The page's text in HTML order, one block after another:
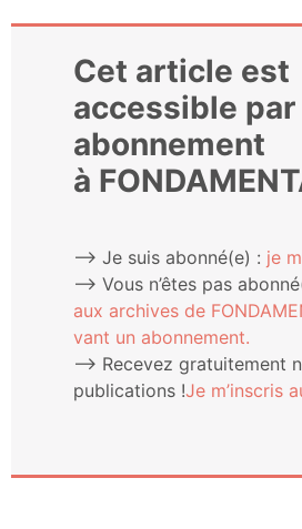
Cet article est
accessible par
abonnement
à
⟶ Je suis abonné(e) : je
⟶ Vous n’êtes pas
aux archives de
vant un abonnement.
⟶ Rece­vez gra­tui­te­ment
publi­ca­tions !Je m’ins­cris